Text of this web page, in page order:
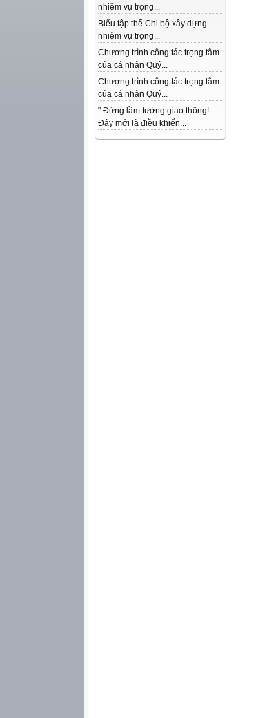
nhiệm vụ trọng...
Biểu tập thể Chi bộ xây dựng
nhiệm vụ trọng...
Chương trình công tác trọng tâm
của cá nhân Quý...
Chương trình công tác trọng tâm
của cá nhân Quý...
" Đừng lầm tưởng giao thông!
Đây mới là điều khiến...